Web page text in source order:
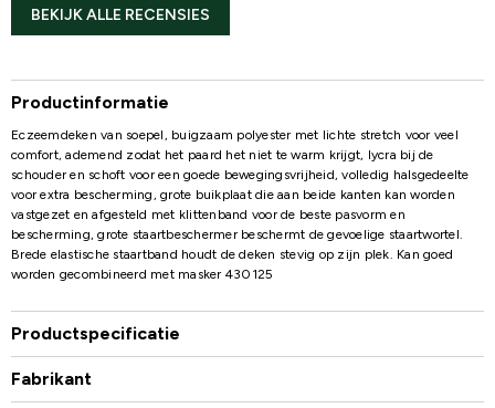
BEKIJK ALLE RECENSIES
Productinformatie
Eczeemdeken van soepel, buigzaam polyester met lichte stretch voor veel
comfort, ademend zodat het paard het niet te warm krijgt, lycra bij de
schouder en schoft voor een goede bewegingsvrijheid, volledig halsgedeelte
voor extra bescherming, grote buikplaat die aan beide kanten kan worden
vastgezet en afgesteld met klittenband voor de beste pasvorm en
bescherming, grote staartbeschermer beschermt de gevoelige staartwortel.
Brede elastische staartband houdt de deken stevig op zijn plek. Kan goed
worden gecombineerd met masker 430125
Productspecificatie
Fabrikant